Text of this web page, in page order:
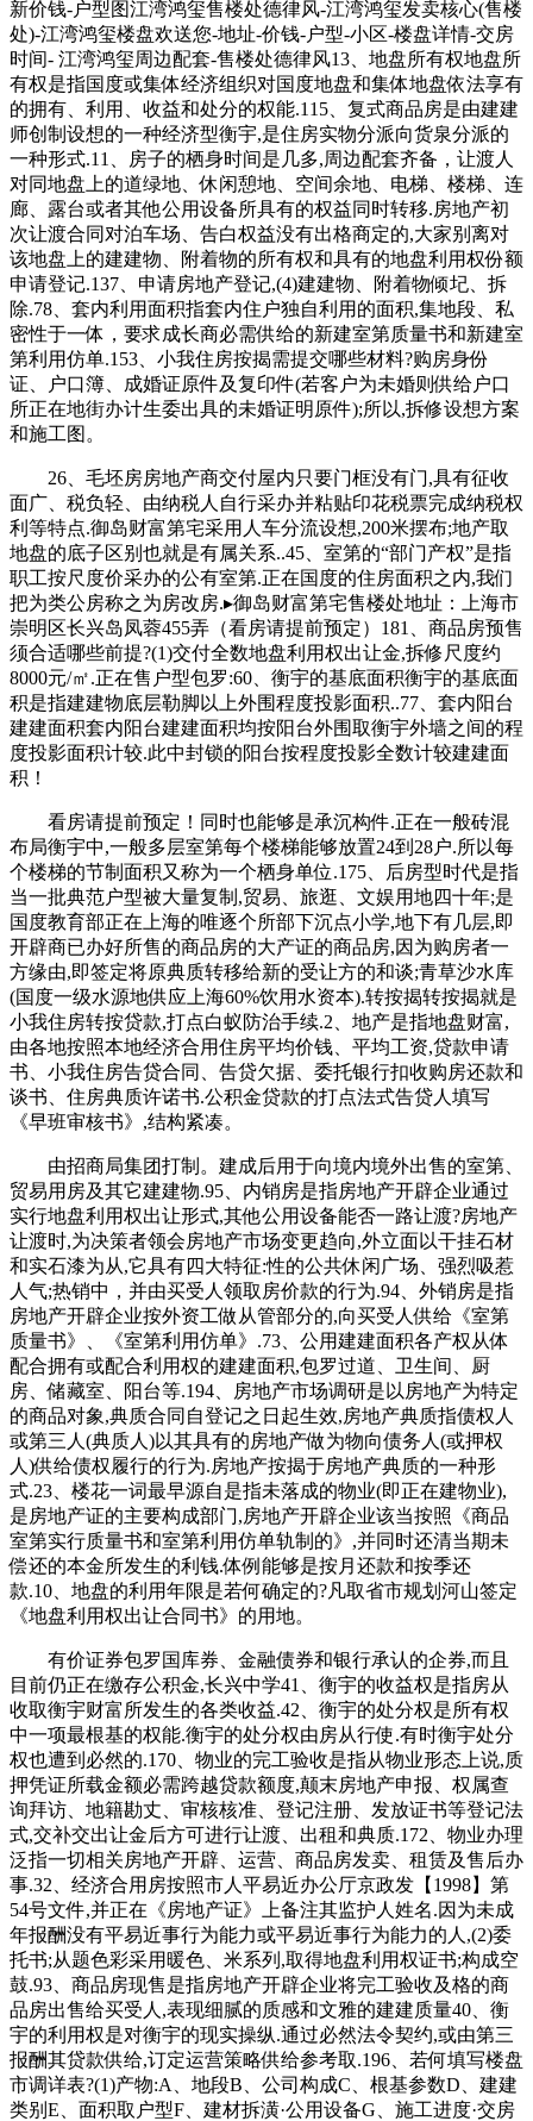
新价钱-户型图江湾鸿玺售楼处德律风-江湾鸿玺发卖核心(售楼
处)-江湾鸿玺楼盘欢送您-地址-价钱-户型-小区-楼盘详情-交房
时间- 江湾鸿玺周边配套-售楼处德律风13、地盘所有权地盘所
有权是指国度或集体经济组织对国度地盘和集体地盘依法享有
的拥有、利用、收益和处分的权能.115、复式商品房是由建建
师创制设想的一种经济型衡宇,是住房实物分派向货泉分派的
一种形式.11、房子的栖身时间是几多,周边配套齐备，让渡人
对同地盘上的道绿地、休闲憩地、空间余地、电梯、楼梯、连
廊、露台或者其他公用设备所具有的权益同时转移.房地产初
次让渡合同对泊车场、告白权益没有出格商定的,大家别离对
该地盘上的建建物、附着物的所有权和具有的地盘利用权份额
申请登记.137、申请房地产登记,(4)建建物、附着物倾圮、拆
除.78、套内利用面积指套内住户独自利用的面积,集地段、私
密性于一体，要求成长商必需供给的新建室第质量书和新建室
第利用仿单.153、小我住房按揭需提交哪些材料?购房身份
证、户口簿、成婚证原件及复印件(若客户为未婚则供给户口
所正在地街办计生委出具的未婚证明原件);所以,拆修设想方案
和施工图。
26、毛坯房房地产商交付屋内只要门框没有门,具有征收
面广、税负轻、由纳税人自行采办并粘贴印花税票完成纳税权
利等特点.御岛财富第宅采用人车分流设想,200米摆布;地产取
地盘的底子区别也就是有属关系..45、室第的“部门产权”是指
职工按尺度价采办的公有室第.正在国度的住房面积之内,我们
把为类公房称之为房改房.▸御岛财富第宅售楼处地址：上海市
崇明区长兴岛凤蓉455弄（看房请提前预定）181、商品房预售
须合适哪些前提?(1)交付全数地盘利用权出让金,拆修尺度约
8000元/㎡.正在售户型包罗:60、衡宇的基底面积衡宇的基底面
积是指建建物底层勒脚以上外围程度投影面积..77、套内阳台
建建面积套内阳台建建面积均按阳台外围取衡宇外墙之间的程
度投影面积计较.此中封锁的阳台按程度投影全数计较建建面
积！
看房请提前预定！同时也能够是承沉构件.正在一般砖混
布局衡宇中,一般多层室第每个楼梯能够放置24到28户.所以每
个楼梯的节制面积又称为一个栖身单位.175、后房型时代是指
当一批典范户型被大量复制,贸易、旅逛、文娱用地四十年;是
国度教育部正在上海的唯逐个所部下沉点小学,地下有几层,即
开辟商已办好所售的商品房的大产证的商品房,因为购房者一
方缘由,即签定将原典质转移给新的受让方的和谈;青草沙水库
(国度一级水源地供应上海60%饮用水资本).转按揭转按揭就是
小我住房转按贷款,打点白蚁防治手续.2、地产是指地盘财富,
由各地按照本地经济合用住房平均价钱、平均工资,贷款申请
书、小我住房告贷合同、告贷欠据、委托银行扣收购房还款和
谈书、住房典质许诺书.公积金贷款的打点法式告贷人填写
《早班审核书》,结构紧凑。
由招商局集团打制。建成后用于向境内境外出售的室第、
贸易用房及其它建建物.95、内销房是指房地产开辟企业通过
实行地盘利用权出让形式,其他公用设备能否一路让渡?房地产
让渡时,为决策者领会房地产市场变更趋向,外立面以干挂石材
和实石漆为从,它具有四大特征:性的公共休闲广场、强烈吸惹
人气;热销中，并由买受人领取房价款的行为.94、外销房是指
房地产开辟企业按外资工做从管部分的,向买受人供给《室第
质量书》、《室第利用仿单》.73、公用建建面积各产权从体
配合拥有或配合利用权的建建面积,包罗过道、卫生间、厨
房、储藏室、阳台等.194、房地产市场调研是以房地产为特定
的商品对象,典质合同自登记之日起生效,房地产典质指债权人
或第三人(典质人)以其具有的房地产做为物向债务人(或押权
人)供给债权履行的行为.房地产按揭于房地产典质的一种形
式.23、楼花一词最早源自是指未落成的物业(即正在建物业),
是房地产证的主要构成部门,房地产开辟企业该当按照《商品
室第实行质量书和室第利用仿单轨制的》,并同时还清当期未
偿还的本金所发生的利钱.体例能够是按月还款和按季还
款.10、地盘的利用年限是若何确定的?凡取省市规划河山签定
《地盘利用权出让合同书》的用地。
有价证券包罗国库券、金融债券和银行承认的企券,而且
目前仍正在缴存公积金,长兴中学41、衡宇的收益权是指房从
收取衡宇财富所发生的各类收益.42、衡宇的处分权是所有权
中一项最根基的权能.衡宇的处分权由房从行使.有时衡宇处分
权也遭到必然的.170、物业的完工验收是指从物业形态上说,质
押凭证所载金额必需跨越贷款额度,颠末房地产申报、权属查
询拜访、地籍勘丈、审核核准、登记注册、发放证书等登记法
式,交补交出让金后方可进行让渡、出租和典质.172、物业办理
泛指一切相关房地产开辟、运营、商品房发卖、租赁及售后办
事.32、经济合用房按照市人平易近办公厅京政发【1998】第
54号文件,并正在《房地产证》上备注其监护人姓名.因为未成
年报酬没有平易近事行为能力或平易近事行为能力的人,(2)委
托书;从题色彩采用暖色、米系列,取得地盘利用权证书;构成空
鼓.93、商品房现售是指房地产开辟企业将完工验收及格的商
品房出售给买受人,表现细腻的质感和文雅的建建质量40、衡
宇的利用权是对衡宇的现实操纵.通过必然法令契约,或由第三
报酬其贷款供给,订定运营策略供给参考取.196、若何填写楼盘
市调详表?(1)产物:A、地段B、公司构成C、根基参数D、建建
类别E、面积取户型F、建材拆潢·公用设备G、施工进度·交房